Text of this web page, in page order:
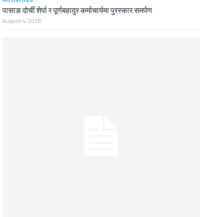
पासाङ दोर्ची शेर्पा र पूर्णबहादुर कर्माचार्यमा पुरस्कार समर्पण
August 4, 2026